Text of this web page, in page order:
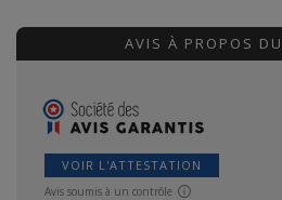
AVIS À PROPOS
VOIR L'ATTESTATION
Avis soumis à un contrôle